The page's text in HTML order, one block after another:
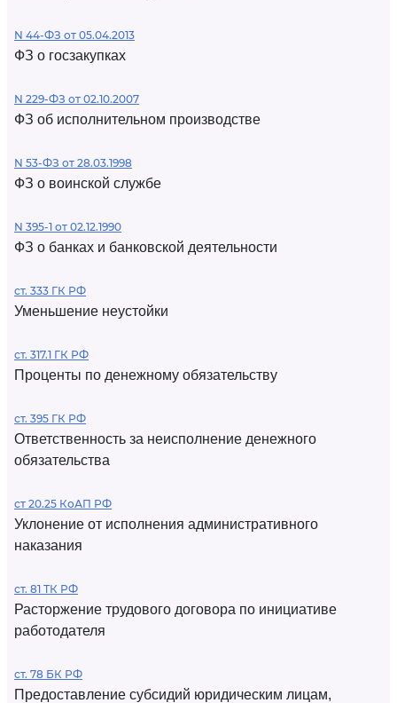
N 44-ФЗ от 05.04.2013
ФЗ о госзакупках
N 229-ФЗ от 02.10.2007
ФЗ об исполнительном производстве
N 53-ФЗ от 28.03.1998
ФЗ о воинской службе
N 395-1 от 02.12.1990
ФЗ о банках и банковской деятельности
ст. 333 ГК РФ
Уменьшение неустойки
ст. 317.1 ГК РФ
Проценты по денежному обязательству
ст. 395 ГК РФ
Ответственность за неисполнение денежного
обязательства
ст 20.25 КоАП РФ
Уклонение от исполнения административного
наказания
ст. 81 ТК РФ
Расторжение трудового договора по инициативе
работодателя
ст. 78 БК РФ
Предоставление субсидий юридическим лицам,